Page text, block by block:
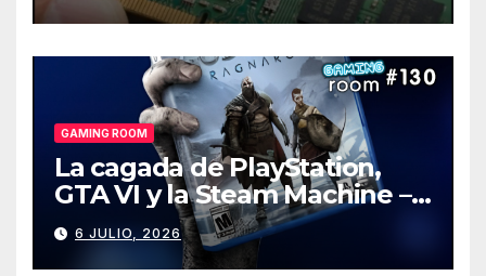
GAMING ROOM
La cagada de PlayStation,
GTA VI y la Steam Machine –
Gaming Room #130
6 JULIO, 2026